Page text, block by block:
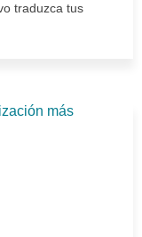
traduzca tus